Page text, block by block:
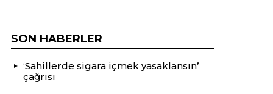
SON HABERLER
‘Sahillerde sigara içmek yasaklansın’
çağrısı